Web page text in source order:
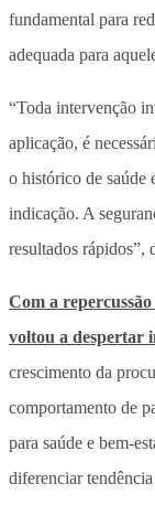
fundamental para
adequada para
“Toda intervenção
aplicação, é
o histórico de saúde
indicação. A
resultados rápidos”,
Com a
voltou a despertar
crescimento da
comportamento de
para saúde e bem-
diferenciar